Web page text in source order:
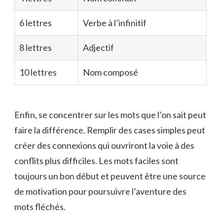
6 lettres Verbe à l’infinitif
8 lettres Adjectif
10 lettres Nom composé
Enfin, se concentrer sur les mots que l’on sait peut
faire la différence. Remplir des cases simples peut
créer des connexions qui ouvriront la voie à des
conflits plus difficiles. Les mots faciles sont
toujours un bon début et peuvent être une source
de motivation pour poursuivre l’aventure des
mots fléchés.